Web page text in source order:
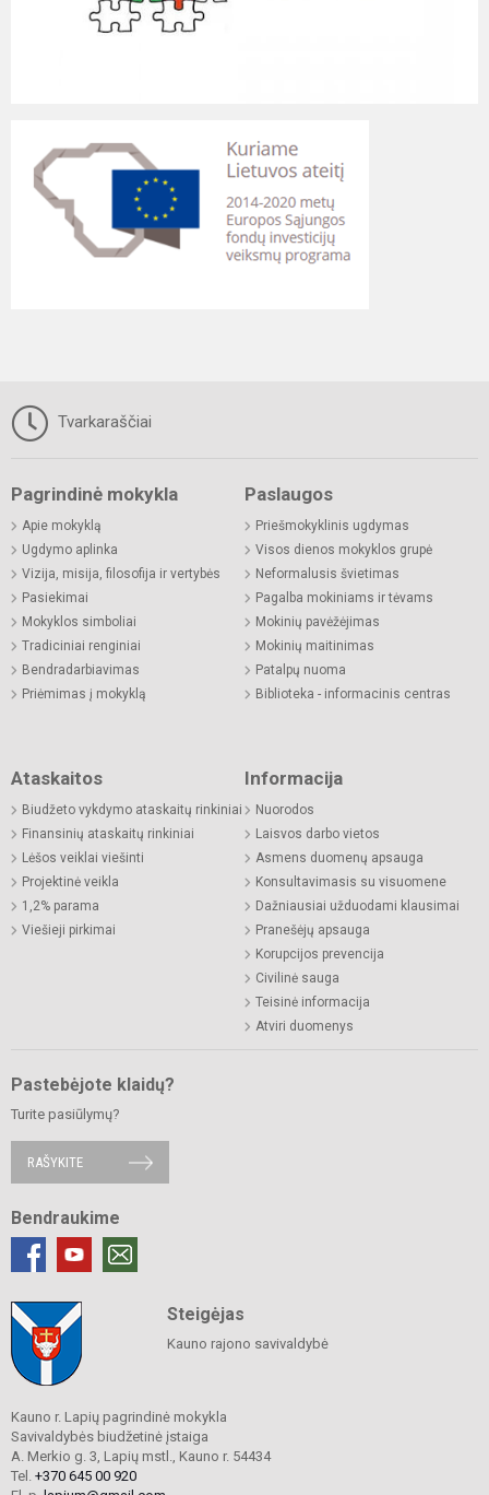
Tvarkaraščiai
Pagrindinė mokykla
Apie mokyklą
Ugdymo aplinka
Vizija, misija, filosofija ir vertybės
Pasiekimai
Mokyklos simboliai
Tradiciniai renginiai
Bendradarbiavimas
Priėmimas į mokyklą
Paslaugos
Priešmokyklinis ugdymas
Visos dienos mokyklos grupė
Neformalusis švietimas
Pagalba mokiniams ir tėvams
Mokinių pavėžėjimas
Mokinių maitinimas
Patalpų nuoma
Biblioteka - informacinis centras
Ataskaitos
Biudžeto vykdymo ataskaitų rinkiniai
Finansinių ataskaitų rinkiniai
Lėšos veiklai viešinti
Projektinė veikla
1,2% parama
Viešieji pirkimai
Informacija
Nuorodos
Laisvos darbo vietos
Asmens duomenų apsauga
Konsultavimasis su visuomene
Dažniausiai užduodami klausimai
Pranešėjų apsauga
Korupcijos prevencija
Civilinė sauga
Teisinė informacija
Atviri duomenys
Pastebėjote klaidų?
Turite pasiūlymų?
RAŠYKITE
Bendraukime
Steigėjas
Kauno rajono savivaldybė
Kauno r. Lapių pagrindinė mokykla
Savivaldybės biudžetinė įstaiga
A. Merkio g. 3, Lapių mstl., Kauno r. 54434
Tel. +370 645 00 920